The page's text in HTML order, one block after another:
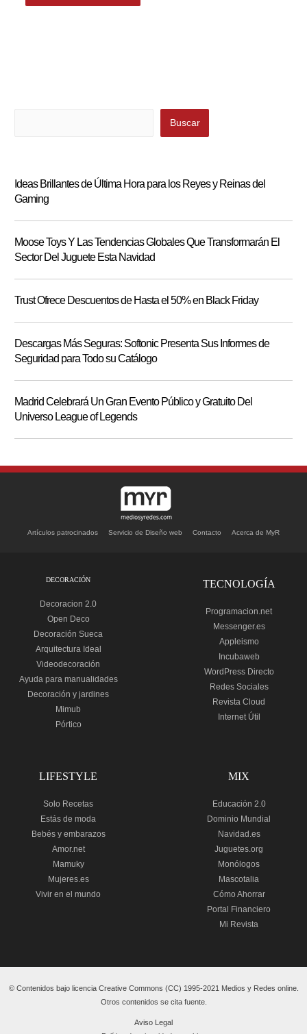
Buscar
Ideas Brillantes de Última Hora para los Reyes y Reinas del
Gaming
Moose Toys Y Las Tendencias Globales Que Transformarán El
Sector Del Juguete Esta Navidad
Trust Ofrece Descuentos de Hasta el 50% en Black Friday
Descargas Más Seguras: Softonic Presenta Sus Informes de
Seguridad para Todo su Catálogo
Madrid Celebrará Un Gran Evento Público y Gratuito Del
Universo League of Legends
Artículos patrocinados Servicio de Diseño web Contacto Acerca de MyR
DECORACIÓN
Decoracion 2.0
Open Deco
Decoración Sueca
Arquitectura Ideal
Videodecoración
Ayuda para manualidades
Decoración y jardines
Mimub
Pórtico
TECNOLOGÍA
Programacion.net
Messenger.es
Appleismo
Incubaweb
WordPress Directo
Redes Sociales
Revista Cloud
Internet Útil
LIFESTYLE
Solo Recetas
Estás de moda
Bebés y embarazos
Amor.net
Mamuky
Mujeres.es
Vivir en el mundo
MIX
Educación 2.0
Dominio Mundial
Navidad.es
Juguetes.org
Monólogos
Mascotalia
Cómo Ahorrar
Portal Financiero
Mi Revista
© Contenidos bajo licencia Creative Commons (CC) 1995-2021 Medios y Redes online.
Otros contenidos se cita fuente.
Aviso Legal